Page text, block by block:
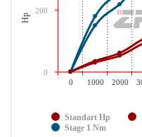
Hp
Standart Hp
Stage 1 Nm
0 1000 2000
0
200